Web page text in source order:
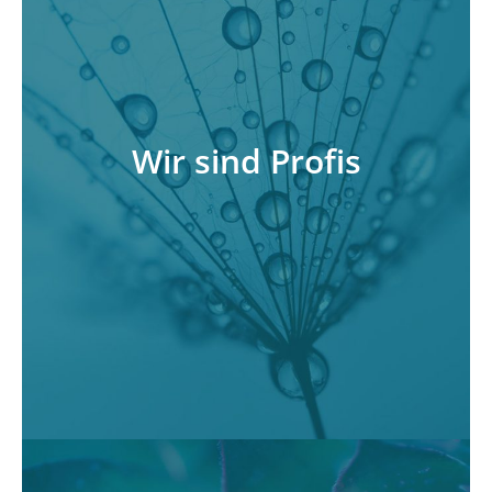
Wir sind Profis
Wir machen das nicht erst seit gestern. Über 25
Jahre Erfahrung in der Beratung namhafter
Konzerne und Unternehmen holt so schnell
niemand auf. Wir respektieren Ihre Wünsche
und lösen Ihre Probleme in ganzheitlicher
Hinsicht auf.